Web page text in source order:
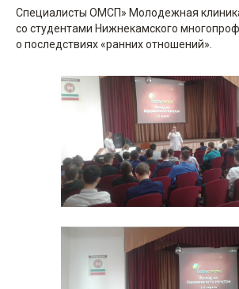
Специалисты ОМСП» Молодежная
со студентами Нижнекамского
о последствиях «ранних отношений».